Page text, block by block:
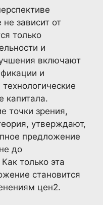
зависит от
только
и
включают
и
капитала.
точки зрения,
утверждают,
предложение
до
только эта
становится
цен2.